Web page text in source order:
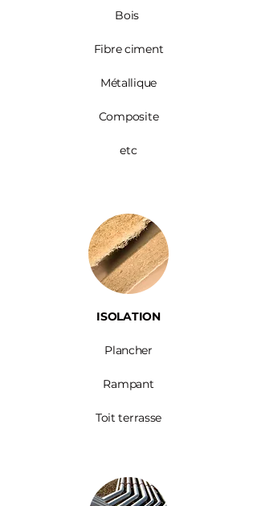
Bois ​
Fibre ciment
Métallique
Composite
etc
ISOLATION
Plancher
Rampant
Toit terrasse